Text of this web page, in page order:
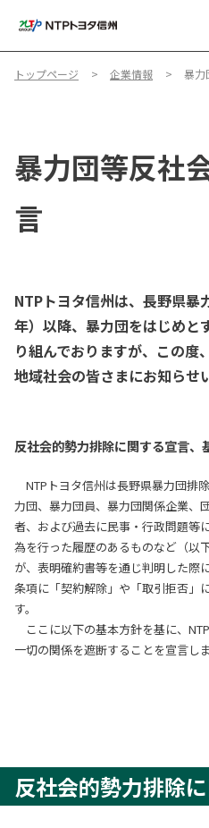
トップページ 企業情報 暴力
暴力団等反社
言
NTPトヨタ信州は、長野県暴
年）以降、暴力団をはじめと
り組んでおりますが、この度
地域社会の皆さまにお知らせ
反社会的勢力排除に関する宣言、
NTPトヨタ信州は長野県暴力団排
力団、暴力団員、暴力団関係企業、
者、および過去に民事・行政問題等
為を行った履歴のあるものなど（以
が、表明確約書等を通じ判明した際
条項に「契約解除」や「取引拒否」
す。
ここに以下の基本方針を基に、
一切の関係を遮断することを宣言しま
反社会的勢力排除